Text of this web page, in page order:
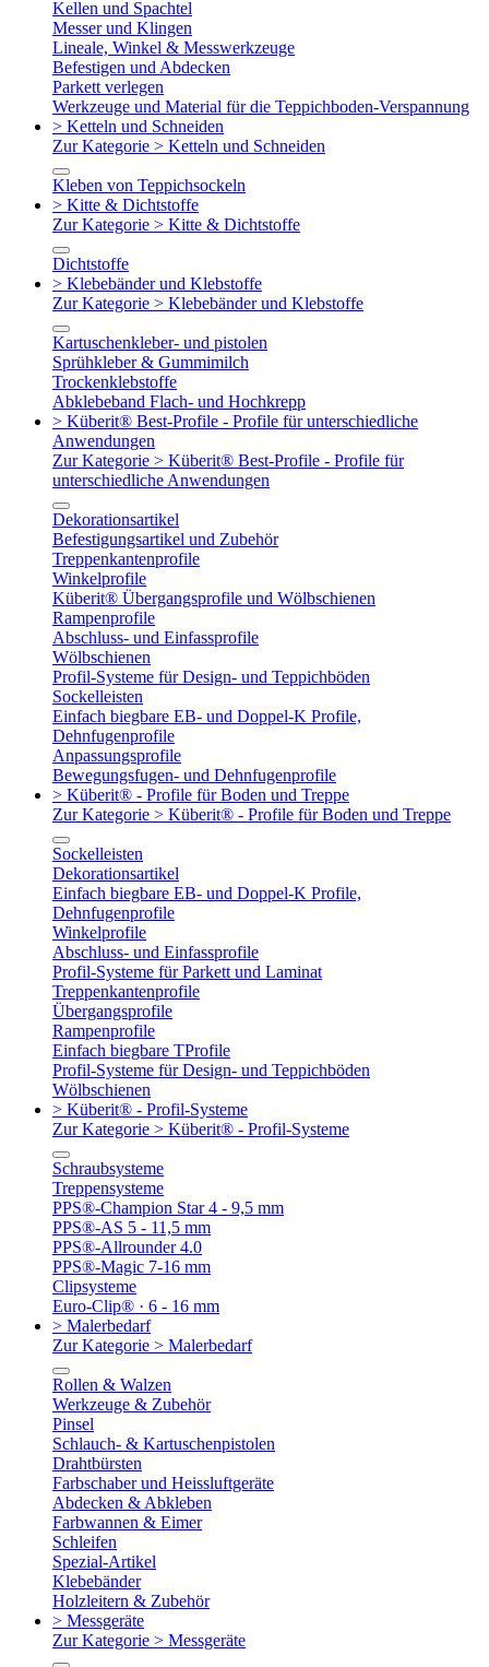
Kellen und Spachtel
Messer und Klingen
Lineale, Winkel & Messwerkzeuge
Befestigen und Abdecken
Parkett verlegen
Werkzeuge und Material für die Teppichboden-Verspannung
> Ketteln und Schneiden
Zur Kategorie > Ketteln und Schneiden
Kleben von Teppichsockeln
> Kitte & Dichtstoffe
Zur Kategorie > Kitte & Dichtstoffe
Dichtstoffe
> Klebebänder und Klebstoffe
Zur Kategorie > Klebebänder und Klebstoffe
Kartuschenkleber- und pistolen
Sprühkleber & Gummimilch
Trockenklebstoffe
Abklebeband Flach- und Hochkrepp
> Küberit® Best-Profile - Profile für unterschiedliche
Anwendungen
Zur Kategorie > Küberit® Best-Profile - Profile für
unterschiedliche Anwendungen
Dekorationsartikel
Befestigungsartikel und Zubehör
Treppenkantenprofile
Winkelprofile
Küberit® Übergangsprofile und Wölbschienen
Rampenprofile
Abschluss- und Einfassprofile
Wölbschienen
Profil-Systeme für Design- und Teppichböden
Sockelleisten
Einfach biegbare EB- und Doppel-K Profile,
Dehnfugenprofile
Anpassungsprofile
Bewegungsfugen- und Dehnfugenprofile
> Küberit® - Profile für Boden und Treppe
Zur Kategorie > Küberit® - Profile für Boden und Treppe
Sockelleisten
Dekorationsartikel
Einfach biegbare EB- und Doppel-K Profile,
Dehnfugenprofile
Winkelprofile
Abschluss- und Einfassprofile
Profil-Systeme für Parkett und Laminat
Treppenkantenprofile
Übergangsprofile
Rampenprofile
Einfach biegbare TProfile
Profil-Systeme für Design- und Teppichböden
Wölbschienen
> Küberit® - Profil-Systeme
Zur Kategorie > Küberit® - Profil-Systeme
Schraubsysteme
Treppensysteme
PPS®-Champion Star 4 - 9,5 mm
PPS®-AS 5 - 11,5 mm
PPS®-Allrounder 4.0
PPS®-Magic 7-16 mm
Clipsysteme
Euro-Clip® · 6 - 16 mm
> Malerbedarf
Zur Kategorie > Malerbedarf
Rollen & Walzen
Werkzeuge & Zubehör
Pinsel
Schlauch- & Kartuschenpistolen
Drahtbürsten
Farbschaber und Heissluftgeräte
Abdecken & Abkleben
Farbwannen & Eimer
Schleifen
Spezial-Artikel
Klebebänder
Holzleitern & Zubehör
> Messgeräte
Zur Kategorie > Messgeräte